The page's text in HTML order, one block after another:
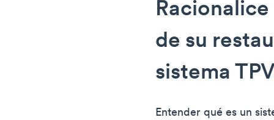
de su
sistema
Entender qué es un